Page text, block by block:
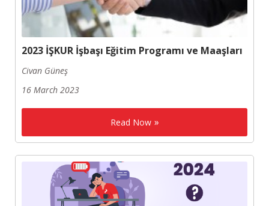
2023 İŞKUR İşbaşı Eğitim Programı ve Maaşları
Civan Güneş
16 March 2023
Read Now